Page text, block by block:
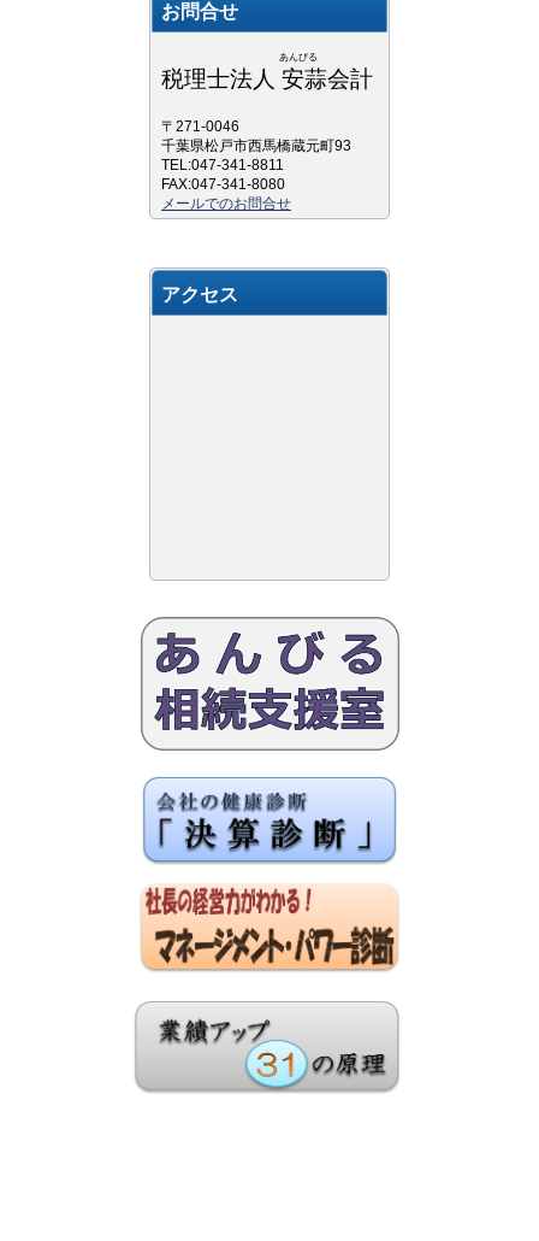
お問合せ
あんびる
税理士法人 安蒜会計
〒271-0046
千葉県松戸市西馬橋蔵元町93
TEL:047-341-8811
FAX:047-341-8080
メールでのお問合せ
アクセス